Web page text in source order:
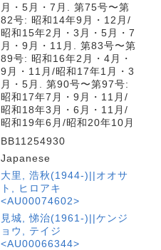
月・5月・7月. 第75号〜第
82号: 昭和14年9月・12月/
昭和15年2月・3月・5月・7
月・9月・11月. 第83号〜第
89号: 昭和16年2月・4月・
9月・11月/昭和17年1月・3
月・5月. 第90号〜第97号:
昭和17年7月・9月・11月/
昭和18年3月・6月・11月/
昭和19年6月/昭和20年10月
BB11254930
Japanese
大里, 浩秋(1944-)||オオサ
ト, ヒロアキ
<AU00074602>
見城, 悌治(1961-)||ケンジ
ョウ, テイジ
<AU00066344>